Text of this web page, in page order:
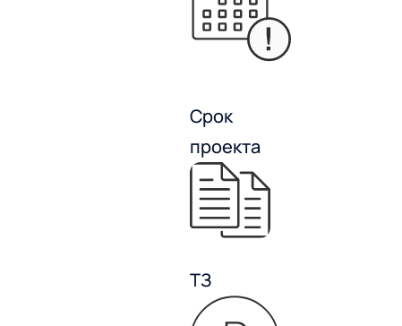
Срок
проекта
ТЗ